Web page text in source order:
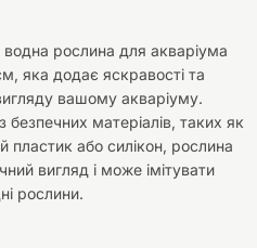
та аскесуари
рослина для акваріума
яка додає яскравості та
вашому акваріуму.
безпечних матеріалів, таких як
пластик або силікон, рослина
вигляд і може імітувати
рослини.